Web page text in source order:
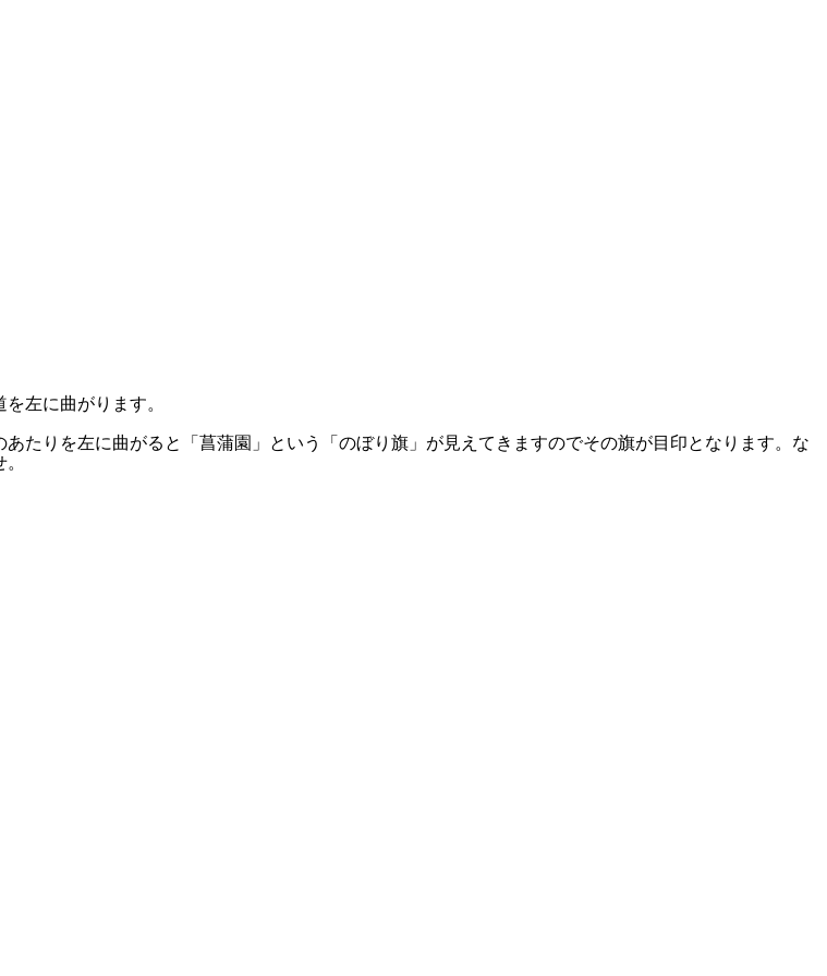
左に曲がります。
たりを左に曲がると「菖蒲園」という「のぼり旗」が見えてきますのでその旗が目印となります。な